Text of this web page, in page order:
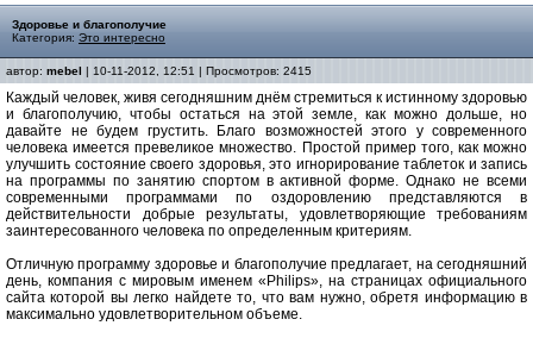
Здоровье и благополучие
Категория: Это интересно
автор: mebel | 10-11-2012, 12:51 | Просмотров: 2415
Каждый человек, живя сегодняшним днём стремиться к истинному здоровью
и благополучию, чтобы остаться на этой земле, как можно дольше, но
давайте не будем грустить. Благо возможностей этого у современного
человека имеется превеликое множество. Простой пример того, как можно
улучшить состояние своего здоровья, это игнорирование таблеток и запись
на программы по занятию спортом в активной форме. Однако не всеми
современными программами по оздоровлению представляются в
действительности добрые результаты, удовлетворяющие требованиям
заинтересованного человека по определенным критериям.
Отличную программу здоровье и благополучие предлагает, на сегодняшний
день, компания с мировым именем «Philips», на страницах официального
сайта которой вы легко найдете то, что вам нужно, обретя информацию в
максимально удовлетворительном объеме.